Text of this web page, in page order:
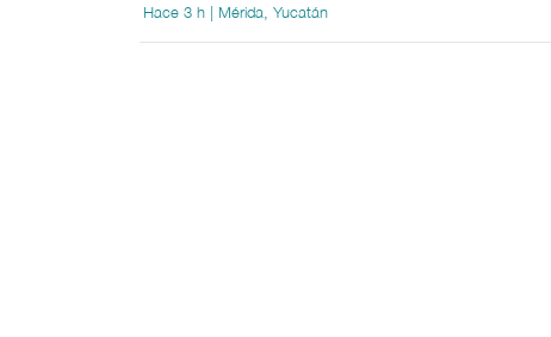
Hace 3 h | Mérida, Yucatán